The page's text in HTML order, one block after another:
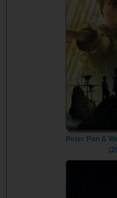
Peter Pan &